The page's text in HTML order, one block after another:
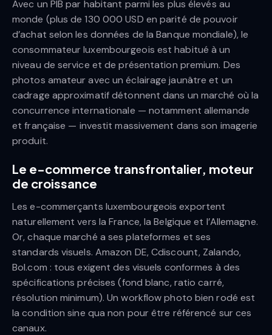
Avec un PIB par habitant parmi les plus élevés au
monde (plus de 130 000 USD en parité de pouvoir
d’achat selon les données de la Banque mondiale), le
consommateur luxembourgeois est habitué à un
niveau de service et de présentation premium. Des
photos amateur avec un éclairage jaunâtre et un
cadrage approximatif détonnent dans un marché où la
concurrence internationale — notamment allemande
et française — investit massivement dans son imagerie
produit.
Le e-commerce transfrontalier, moteur
de croissance
Les e-commerçants luxembourgeois exportent
naturellement vers la France, la Belgique et l’Allemagne.
Or, chaque marché a ses plateformes et ses
standards visuels. Amazon DE, Cdiscount, Zalando,
Bol.com : tous exigent des visuels conformes à des
spécifications précises (fond blanc, ratio carré,
résolution minimum). Un workflow photo bien rodé est
la condition sine qua non pour être référencé sur ces
canaux.